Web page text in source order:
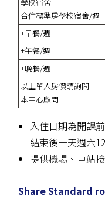
合住標準房學校宿舍/週
+早餐/週
+午餐/週
+晚餐/週
以上單人房價請詢問
本中心顧問
入住日期為開課
結束後一天週六
提供機場、車站
Share Standard